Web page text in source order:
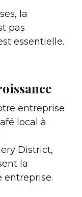
la
pas
essentielle.
entreprise
local à
District,
la
entreprise.